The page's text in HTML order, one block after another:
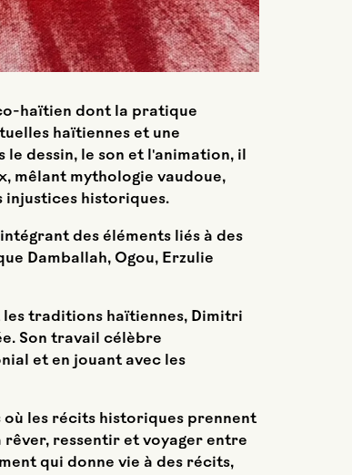
haïtien dont la pratique
haïtiennes et une
dessin, le son et l'animation, il
mêlant mythologie vaudoue,
historiques.
des éléments liés à des
Damballah, Ogou, Erzulie
les traditions haïtiennes, Dimitri
Son travail célèbre
et en jouant avec les
où les récits historiques prennent
rêver, ressentir et voyager entre
qui donne vie à des récits,